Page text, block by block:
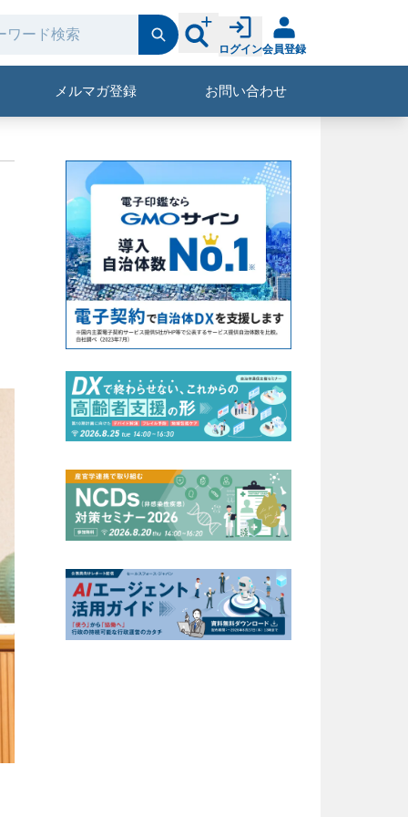
ログイン会員登録
メルマガ登録 お問い合わせ